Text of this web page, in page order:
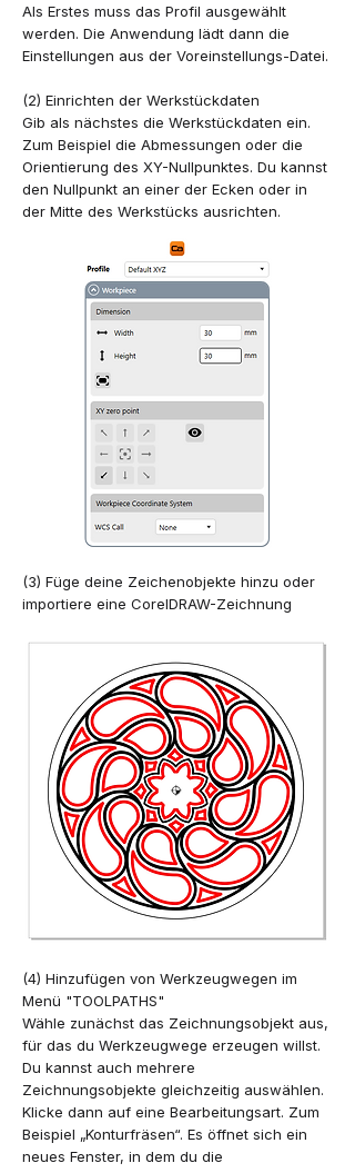
Als Erstes muss das Profil ausgewählt
werden. Die Anwendung lädt dann die
Einstellungen aus der Voreinstellungs-Datei.
(2) Einrichten der Werkstückdaten
Gib als nächstes die Werkstückdaten ein.
Zum Beispiel die Abmessungen oder die
Orientierung des XY-Nullpunktes. Du kannst
den Nullpunkt an einer der Ecken oder in
der Mitte des Werkstücks ausrichten.
(3) Füge deine Zeichenobjekte hinzu oder
importiere eine CorelDRAW-Zeichnung
(4) Hinzufügen von Werkzeugwegen im
Menü "TOOLPATHS"
Wähle zunächst das Zeichnungsobjekt aus,
für das du Werkzeugwege erzeugen willst.
Du kannst auch mehrere
Zeichnungsobjekte gleichzeitig auswählen.
Klicke dann auf eine Bearbeitungsart. Zum
Beispiel „Konturfräsen“. Es öffnet sich ein
neues Fenster, in dem du die